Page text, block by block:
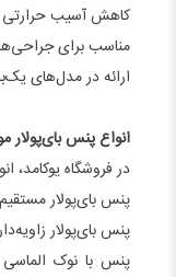
کاهش آسیب
مناسب برای
ارائه در مدل‌های
انواع پنس بای‌پولار
در فروشگاه یوکامد،
پنس بای‌پولار
پنس بای‌پولار
پنس با نوک